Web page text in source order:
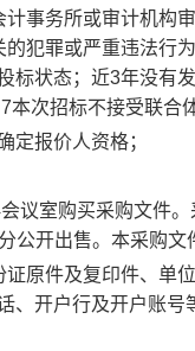
事务所或审计机构
犯罪或严重违法行
标状态；近3年没有
本次招标不接受联合
定报价人资格；
议室购买采购文件
公开出售。本采购
证原件及复印件、
、开户行及开户账号